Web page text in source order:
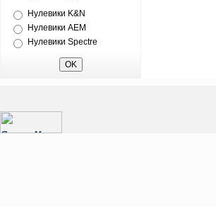
Нулевики K&N
Нулевики AEM
Нулевики Spectre